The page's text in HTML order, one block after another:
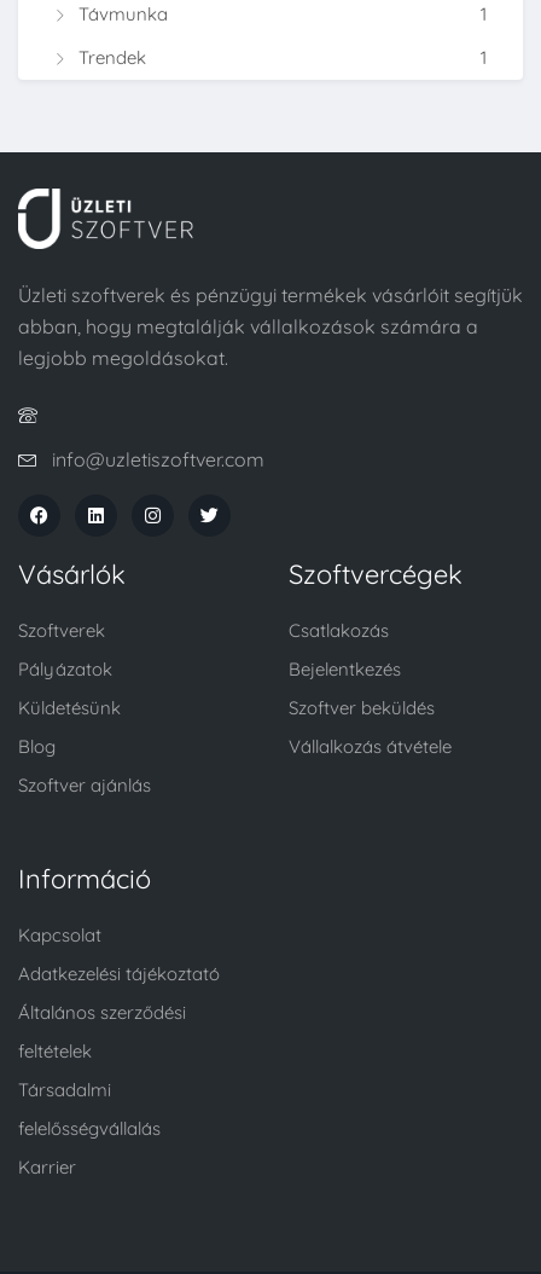
Távmunka
1
Trendek
1
Üzleti szoftverek és pénzügyi termékek vásárlóit segítjük
abban, hogy megtalálják vállalkozások számára a
legjobb megoldásokat.
info@uzletiszoftver.com
Vásárlók
Szoftverek
Pályázatok
Küldetésünk
Blog
Szoftver ajánlás
Szoftvercégek
Csatlakozás
Bejelentkezés
Szoftver beküldés
Vállalkozás átvétele
Információ
Kapcsolat
Adatkezelési tájékoztató
Általános szerződési
feltételek
Társadalmi
felelősségvállalás
Karrier